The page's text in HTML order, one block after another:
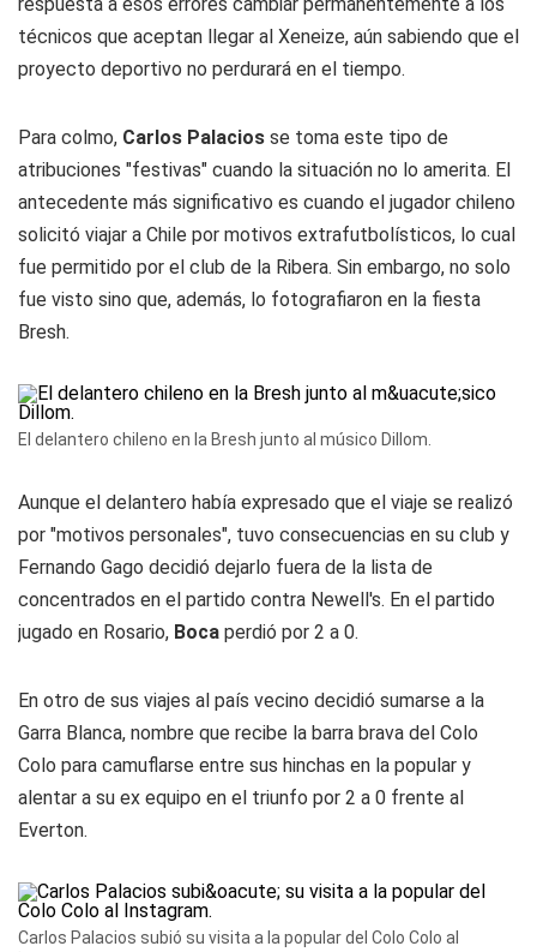
técnicos que aceptan llegar al Xeneize, aún sabiendo que el
proyecto deportivo no perdurará en el tiempo.
Para colmo, Carlos Palacios se toma este tipo de
atribuciones "festivas" cuando la situación no lo amerita. El
antecedente más significativo es cuando el jugador chileno
solicitó viajar a Chile por motivos extrafutbolísticos, lo cual
fue permitido por el club de la Ribera. Sin embargo, no solo
fue visto sino que, además, lo fotografiaron en la fiesta
Bresh.
El delantero chileno en la Bresh junto al músico Dillom.
Aunque el delantero había expresado que el viaje se realizó
por "motivos personales", tuvo consecuencias en su club y
Fernando Gago decidió dejarlo fuera de la lista de
concentrados en el partido contra Newell's. En el partido
jugado en Rosario, Boca perdió por 2 a 0.
En otro de sus viajes al país vecino decidió sumarse a la
Garra Blanca, nombre que recibe la barra brava del Colo
Colo para camuflarse entre sus hinchas en la popular y
alentar a su ex equipo en el triunfo por 2 a 0 frente al
Everton.
Carlos Palacios subió su visita a la popular del Colo Colo al